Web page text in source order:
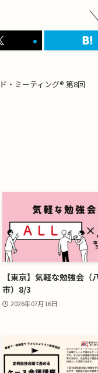
・ミーティング® 第8回
【東京】気軽な勉強会（
市）8/3
2026年07月16日